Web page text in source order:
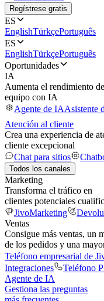
Regístrese gratis
ES
EnglishTürkçePortuguês
ES
EnglishTürkçePortuguês
Oportunidades
IA
Aumenta el rendimiento
equipo con IA
Agente de IAAsistente
Atención al cliente
Crea una experiencia de
cliente excepcional
Chat para sitios
Todos los canales
Marketing
Transforma el tráfico en
clientes potenciales
JivoMarketing
Ventas
Consigue más ventas, un
de los pedidos y una
Teléfono empresarial de
Integraciones
Teléfono
Agente de IA
Gestiona las preguntas